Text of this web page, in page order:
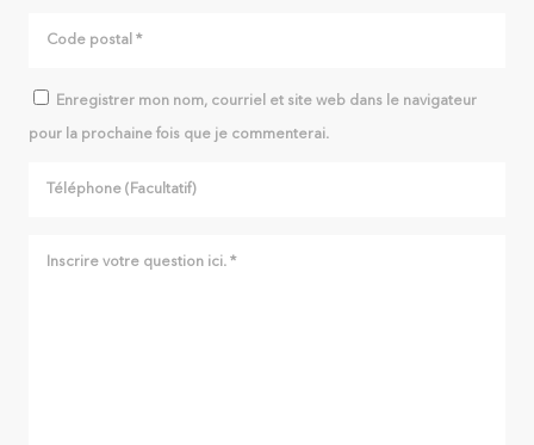
Enregistrer mon nom, courriel et site web dans le navigateur
pour la prochaine fois que je commenterai.